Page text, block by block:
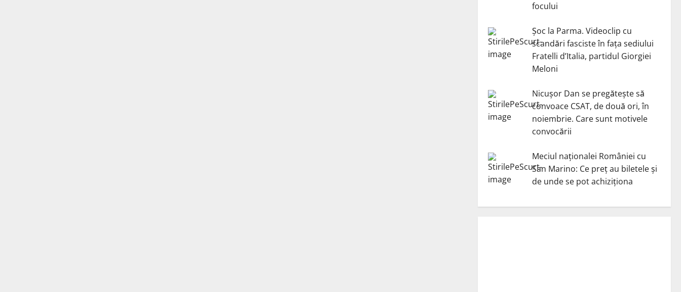
focului
Șoc la Parma. Videoclip cu
scandări fasciste în fața sediului
Fratelli d’Italia, partidul Giorgiei
Meloni
Nicuşor Dan se pregăteşte să
convoace CSAT, de două ori, în
noiembrie. Care sunt motivele
convocării
Meciul naționalei României cu
San Marino: Ce preț au biletele și
de unde se pot achiziționa